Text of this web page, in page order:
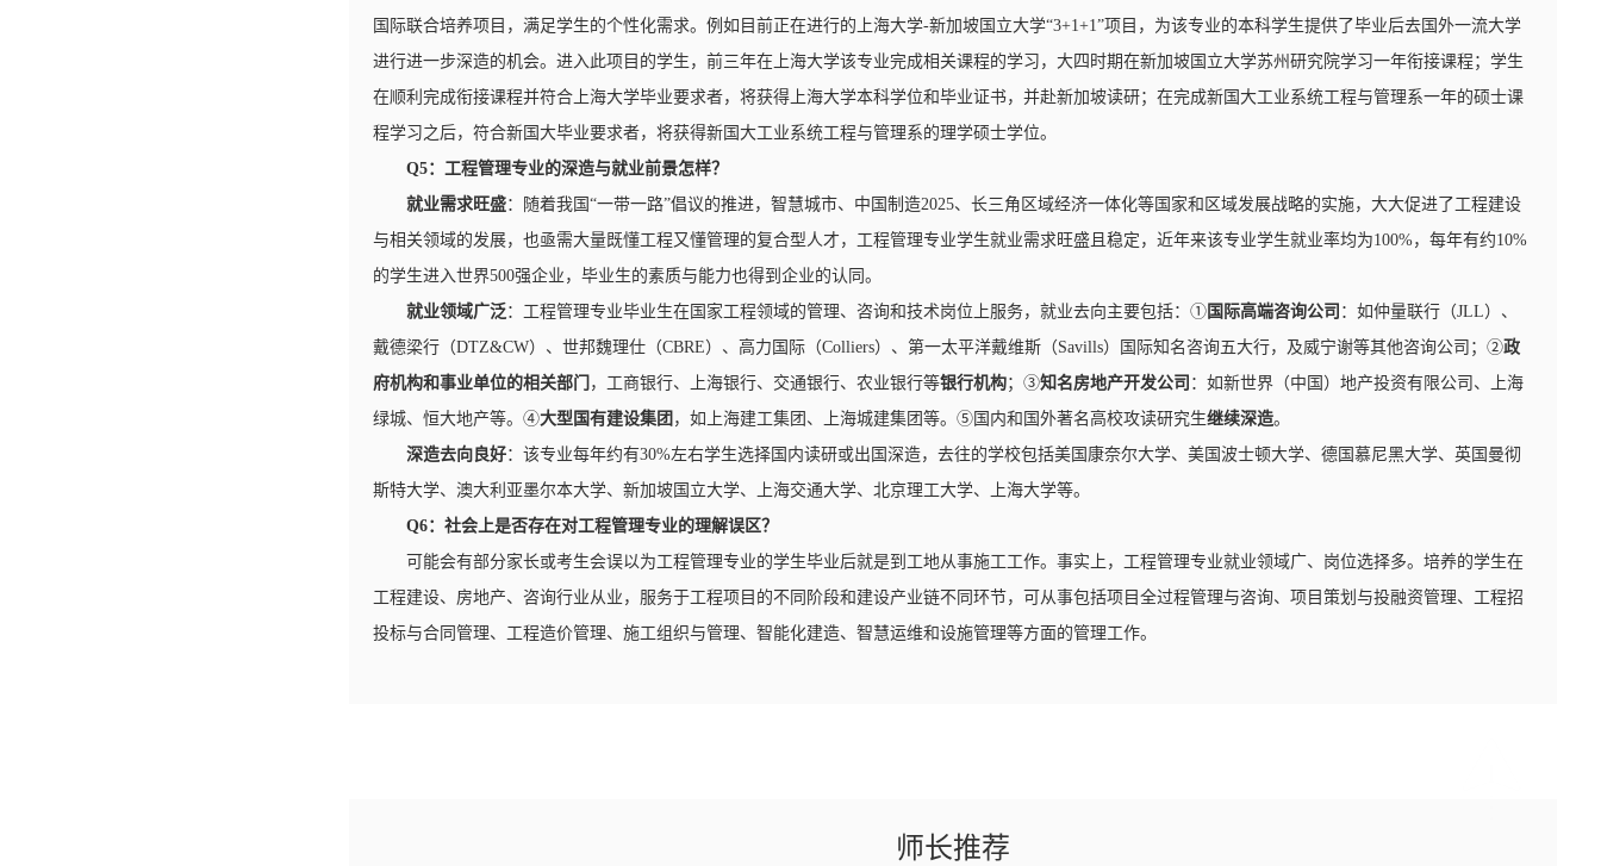
国际联合培养项目，满足学生的个性化需求。例如目前正在进行的上海大学-新加坡国立大学“3+1+1”项目，为该专业的本科学生提供了毕业后去国外一流大学
进行进一步深造的机会。进入此项目的学生，前三年在上海大学该专业完成相关课程的学习，大四时期在新加坡国立大学苏州研究院学习一年衔接课程；学生
在顺利完成衔接课程并符合上海大学毕业要求者，将获得上海大学本科学位和毕业证书，并赴新加坡读研；在完成新国大工业系统工程与管理系一年的硕士课
程学习之后，符合新国大毕业要求者，将获得新国大工业系统工程与管理系的理学硕士学位。
Q5：工程管理专业的深造与就业前景怎样？
就业需求旺盛：随着我国“一带一路”倡议的推进，智慧城市、中国制造2025、长三角区域经济一体化等国家和区域发展战略的实施，大大促进了工程建设
与相关领域的发展，也亟需大量既懂工程又懂管理的复合型人才，工程管理专业学生就业需求旺盛且稳定，近年来该专业学生就业率均为100%，每年有约10%
的学生进入世界500强企业，毕业生的素质与能力也得到企业的认同。
就业领域广泛：工程管理专业毕业生在国家工程领域的管理、咨询和技术岗位上服务，就业去向主要包括：①国际高端咨询公司 ：如仲量联行（JLL）、
戴德梁行（DTZ&CW）、世邦魏理仕（CBRE）、高力国际（Colliers）、第一太平洋戴维斯（Savills）国际知名咨询五大行，及威宁谢等其他咨询公司；②政
府机构和事业单位的相关部门 ，工商银行、上海银行、交通银行、农业银行等银行机构；③知名房地产开发公司 ：如新世界（中国）地产投资有限公司、上海
绿城、恒大地产等。④大型国有建设集团 ，如上海建工集团、上海城建集团等。⑤国内和国外著名高校攻读研究生继续深造。
深造去向良好：该专业每年约有30%左右学生选择国内读研或出国深造，去往的学校包括美国康奈尔大学、美国波士顿大学、德国慕尼黑大学、英国曼彻
斯特大学、澳大利亚墨尔本大学、新加坡国立大学、上海交通大学、北京理工大学、上海大学等。
Q6：社会上是否存在对工程管理专业的理解误区？
可能会有部分家长或考生会误以为工程管理专业的学生毕业后就是到工地从事施工工作。事实上，工程管理专业就业领域广、岗位选择多。培养的学生在
工程建设、房地产、咨询行业从业，服务于工程项目的不同阶段和建设产业链不同环节，可从事包括项目全过程管理与咨询、项目策划与投融资管理、工程招
投标与合同管理、工程造价管理、施工组织与管理、智能化建造、智慧运维和设施管理等方面的管理工作。
师长推荐